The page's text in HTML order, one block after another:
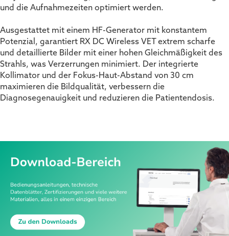
und die Aufnahmezeiten optimiert werden.
Ausgestattet mit einem HF-Generator mit konstantem
Potenzial, garantiert RX DC Wireless VET extrem scharfe
und detaillierte Bilder mit einer hohen Gleichmäßigkeit des
Strahls, was Verzerrungen minimiert. Der integrierte
Kollimator und der Fokus-Haut-Abstand von 30 cm
maximieren die Bildqualität, verbessern die
Diagnosegenauigkeit und reduzieren die Patientendosis.